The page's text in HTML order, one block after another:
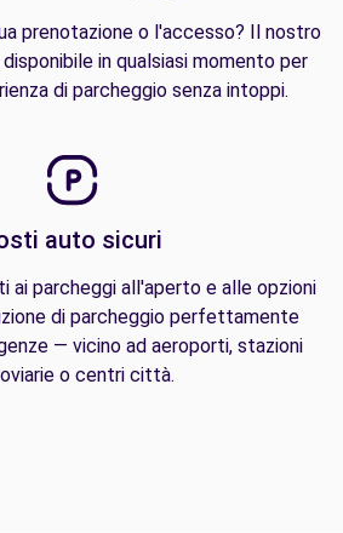
prenotazione o l'accesso? Il nostro
in qualsiasi momento per
di parcheggio senza intoppi.
auto sicuri
ai parcheggi all'aperto e alle opzioni
di parcheggio perfettamente
— vicino ad aeroporti, stazioni
o centri città.